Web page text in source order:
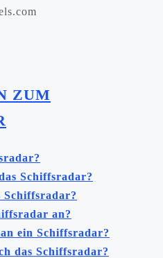
ZUM
Schiffsradar?
Schiffsradar?
an?
ein Schiffsradar?
das Schiffsradar?